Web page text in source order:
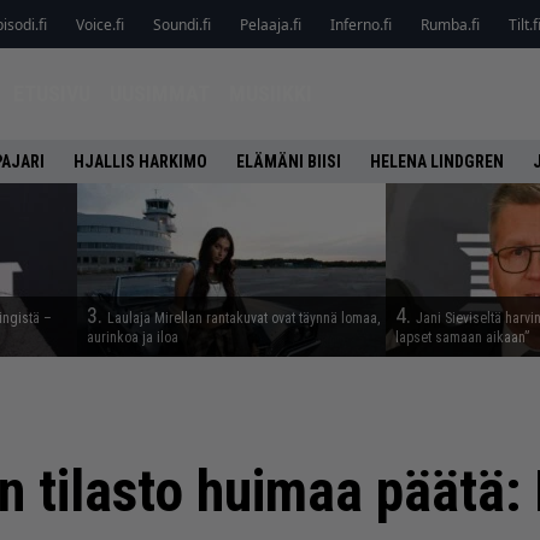
Voice.fi Soundi.fi Pelaaja.fi Inferno.fi Rumba.fi Tilt.fi
HJALLIS HARKIMO ELÄMÄNI BIISI HELENA LINDGREN
–
3. Laulaja Mirellan rantakuvat ovat täynnä lomaa,
aurinkoa ja iloa
4. Jani Sieviseltä
lapset samaan aikaan”
tilasto huimaa päätä: